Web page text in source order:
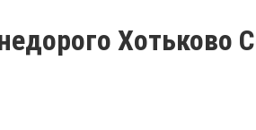
Хотьково